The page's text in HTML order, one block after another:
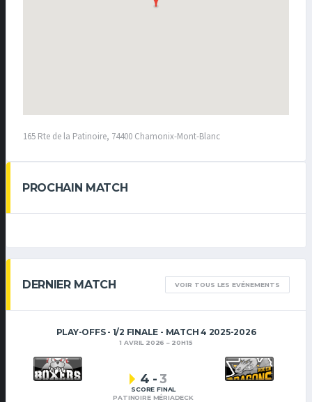
165 Rte de la Patinoire, 74400 Chamonix-Mont-Blanc
PROCHAIN MATCH
DERNIER MATCH VOIR TOUS LES EVÉNEMENTS
PLAY-OFFS - 1/2 FINALE - MATCH 4 2025-2026
1 AVRIL 2026 20H15
4 -3
SCORE FINAL
PATINOIRE MÉRIADECK